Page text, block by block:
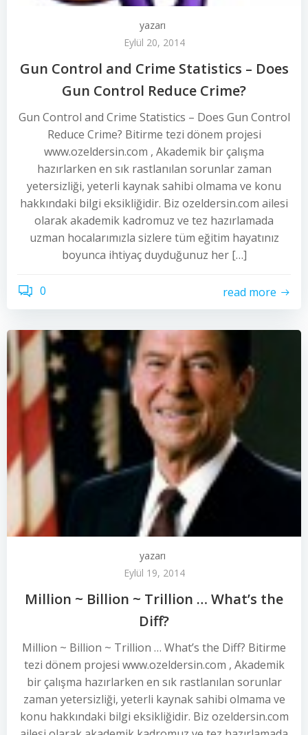
yazarı
Eylül 20, 2014
Gun Control and Crime Statistics – Does
Gun Control Reduce Crime?
Gun Control and Crime Statistics – Does Gun Control
Reduce Crime? Bitirme tezi dönem projesi
www.ozeldersin.com , Akademik bir çalışma
hazırlarken en sık rastlanılan sorunlar zaman
yetersizliği, yeterli kaynak sahibi olmama ve konu
hakkındaki bilgi eksikliğidir. Biz ozeldersin.com ailesi
olarak akademik kadromuz ve tez hazırlamada
uzman hocalarımızla sizlere tüm eğitim hayatınız
boyunca ihtiyaç duyduğunuz her […]
0 read more
yazarı
Eylül 19, 2014
Million ~ Billion ~ Trillion … What’s the
Diff?
Million ~ Billion ~ Trillion … What’s the Diff? Bitirme
tezi dönem projesi www.ozeldersin.com , Akademik
bir çalışma hazırlarken en sık rastlanılan sorunlar
zaman yetersizliği, yeterli kaynak sahibi olmama ve
konu hakkındaki bilgi eksikliğidir. Biz ozeldersin.com